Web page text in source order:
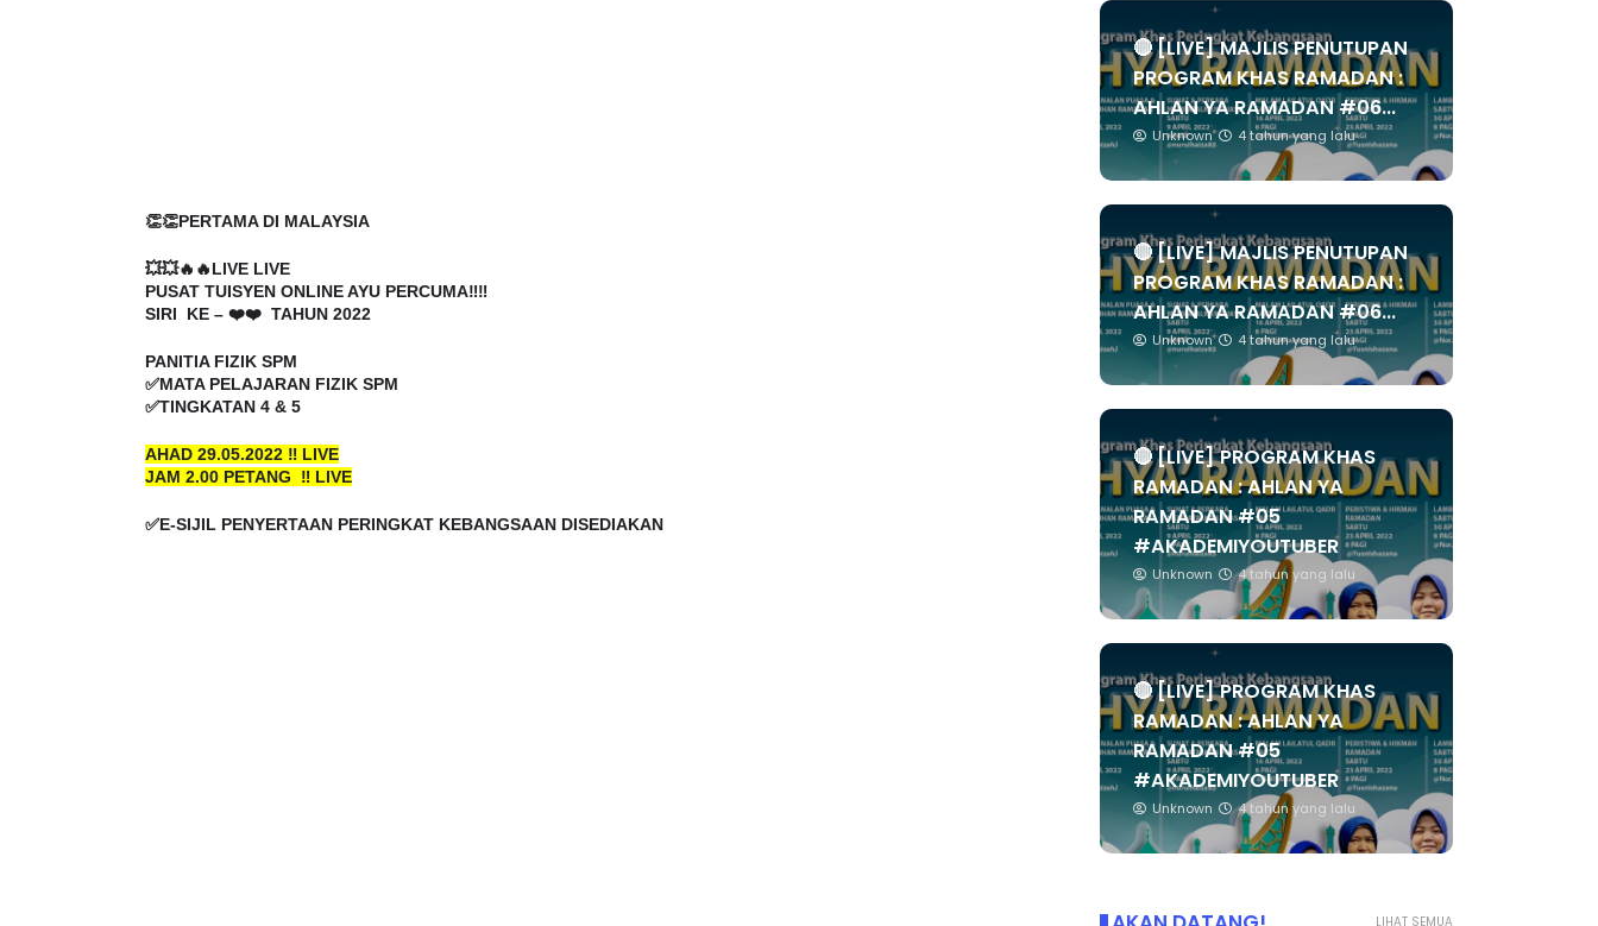
👏👏PERTAMA DI MALAYSIA
💥💥🔥🔥LIVE LIVE
PUSAT TUISYEN ONLINE AYU PERCUMA‼️‼️
SIRI  KE – ❤️❤️  TAHUN 2022
PANITIA FIZIK SPM
✅MATA PELAJARAN FIZIK SPM
✅TINGKATAN 4 & 5
AHAD 29.05.2022 ‼️ LIVE
JAM 2.00 PETANG  ‼️ LIVE
✅E-SIJIL PENYERTAAN PERINGKAT KEBANGSAAN DISEDIAKAN
🔴 [LIVE] MAJLIS PENUTUPAN
PROGRAM KHAS RAMADAN :
AHLAN YA RAMADAN #06...
Unknown 4 tahun yang lalu
🔴 [LIVE] MAJLIS PENUTUPAN
PROGRAM KHAS RAMADAN :
AHLAN YA RAMADAN #06...
Unknown 4 tahun yang lalu
🔴 [LIVE] PROGRAM KHAS
RAMADAN : AHLAN YA
RAMADAN #05
#AKADEMIYOUTUBER
Unknown 4 tahun yang lalu
🔴 [LIVE] PROGRAM KHAS
RAMADAN : AHLAN YA
RAMADAN #05
#AKADEMIYOUTUBER
Unknown 4 tahun yang lalu
LIHAT SEMUA